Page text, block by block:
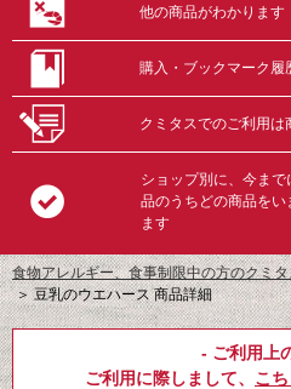
他の商品がわかります
購入・ブックマーク履
クミタスでのご利用
ショップ別に、今ま
品のうちどの商品をい
ます
食物アレルギー、食事制限中の方のクミ
＞豆乳のウエハース 商品詳細
- ご利用上
ご利用に際しまして、 こ